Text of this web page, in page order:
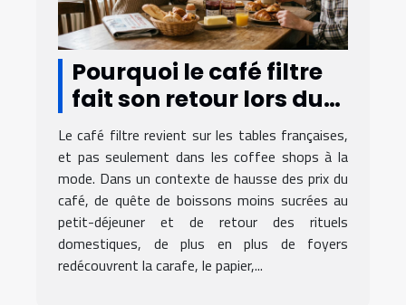
Pourquoi le café filtre
fait son retour lors du
petit-déjeuner
français
Le café filtre revient sur les tables françaises,
et pas seulement dans les coffee shops à la
mode. Dans un contexte de hausse des prix du
café, de quête de boissons moins sucrées au
petit-déjeuner et de retour des rituels
domestiques, de plus en plus de foyers
redécouvrent la carafe, le papier,...